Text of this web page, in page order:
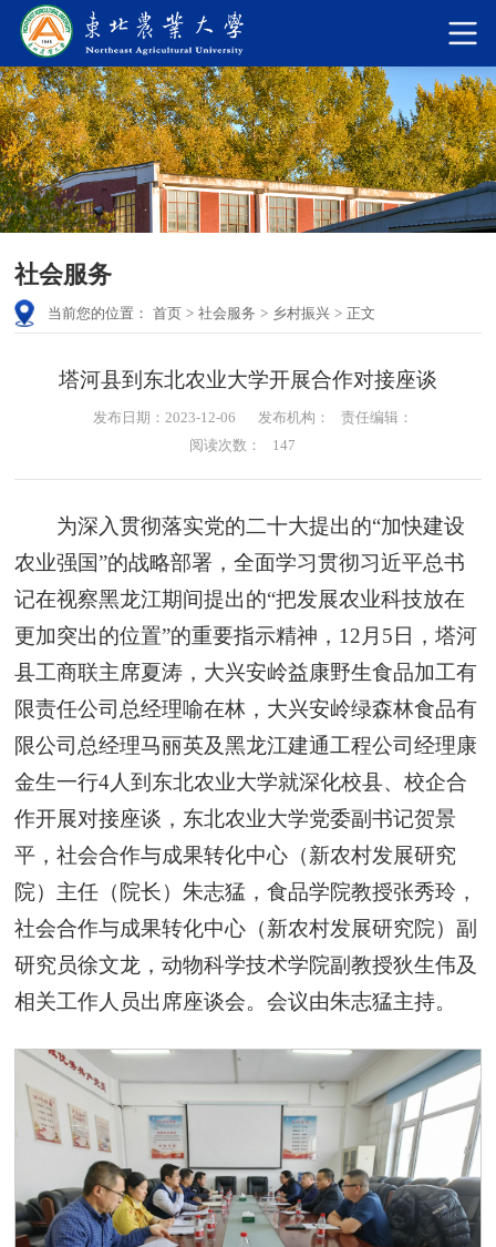
社会服务
当前您的位置： 首页 > 社会服务 > 乡村振兴 > 正文
塔河县到东北农业大学开展合作对接座谈
发布日期：2023-12-06 发布机构：
责任编辑：
阅读次数：
147
为深入贯彻落实党的二十大提出的“加快建设
农业强国”的战略部署，全面学习贯彻习近平总书
记在视察黑龙江期间提出的“把发展农业科技放在
更加突出的位置”的重要指示精神，12月5日，塔河
县工商联主席夏涛，大兴安岭益康野生食品加工有
限责任公司总经理喻在林，大兴安岭绿森林食品有
限公司总经理马丽英及黑龙江建通工程公司经理康
金生一行4人到东北农业大学就深化校县、校企合
作开展对接座谈，东北农业大学党委副书记贺景
平，社会合作与成果转化中心（新农村发展研究
院）主任（院长）朱志猛，食品学院教授张秀玲，
社会合作与成果转化中心（新农村发展研究院）副
研究员徐文龙，动物科学技术学院副教授狄生伟及
相关工作人员出席座谈会。会议由朱志猛主持。